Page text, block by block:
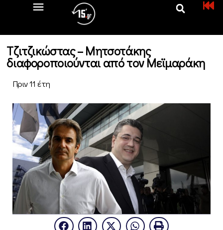
Τζιτζικώστας – Μητσοτάκης
διαφοροποιούνται από τον Μεϊμαράκη
Πριν 11 έτη